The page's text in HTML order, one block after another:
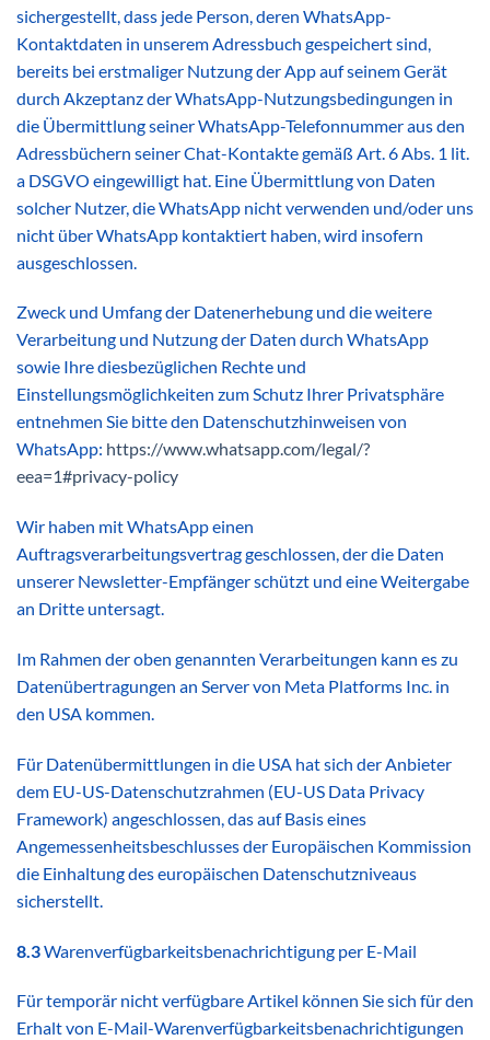
sichergestellt, dass jede Person, deren WhatsApp-
Kontaktdaten in unserem Adressbuch gespeichert sind,
bereits bei erstmaliger Nutzung der App auf seinem Gerät
durch Akzeptanz der WhatsApp-Nutzungsbedingungen in
die Übermittlung seiner WhatsApp-Telefonnummer aus den
Adressbüchern seiner Chat-Kontakte gemäß Art. 6 Abs. 1 lit.
a DSGVO eingewilligt hat. Eine Übermittlung von Daten
solcher Nutzer, die WhatsApp nicht verwenden und/oder uns
nicht über WhatsApp kontaktiert haben, wird insofern
ausgeschlossen.
Zweck und Umfang der Datenerhebung und die weitere
Verarbeitung und Nutzung der Daten durch WhatsApp
sowie Ihre diesbezüglichen Rechte und
Einstellungsmöglichkeiten zum Schutz Ihrer Privatsphäre
entnehmen Sie bitte den Datenschutzhinweisen von
WhatsApp: https://www.whatsapp.com/legal/?
eea=1#privacy-policy
Wir haben mit WhatsApp einen
Auftragsverarbeitungsvertrag geschlossen, der die Daten
unserer Newsletter-Empfänger schützt und eine Weitergabe
an Dritte untersagt.
Im Rahmen der oben genannten Verarbeitungen kann es zu
Datenübertragungen an Server von Meta Platforms Inc. in
den USA kommen.
Für Datenübermittlungen in die USA hat sich der Anbieter
dem EU-US-Datenschutzrahmen (EU-US Data Privacy
Framework) angeschlossen, das auf Basis eines
Angemessenheitsbeschlusses der Europäischen Kommission
die Einhaltung des europäischen Datenschutzniveaus
sicherstellt.
8.3Warenverfügbarkeitsbenachrichtigung per E-Mail
Für temporär nicht verfügbare Artikel können Sie sich für den
Erhalt von E-Mail-Warenverfügbarkeitsbenachrichtigungen